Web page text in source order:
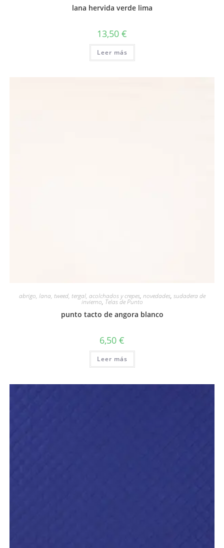
lana hervida verde lima
13,50 €
Leer más
abrigo, lana, tweed, tergal, acolchados y crepes, novedades, sudadera de
invierno, Telas de Punto
punto tacto de angora blanco
6,50 €
Leer más